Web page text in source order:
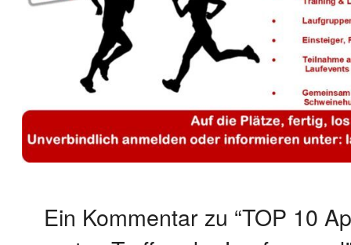
Ein Kommentar zu “TOP 10